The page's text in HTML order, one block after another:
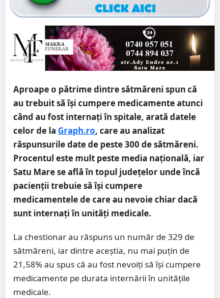
Aproape o pătrime dintre sătmăreni spun că
au trebuit să își cumpere medicamente atunci
când au fost internați în spitale, arată datele
celor de la Graph.ro, care au analizat
răspunsurile date de peste 300 de sătmăreni.
Procentul este mult peste media națională, iar
Satu Mare se află în topul județelor unde încă
pacienții trebuie să își cumpere
medicamentele de care au nevoie chiar dacă
sunt internați în unități medicale.
La chestionar au răspuns un număr de 329 de
sătmăreni, iar dintre aceștia, nu mai puțin de
21,58% au spus că au fost nevoiți să își cumpere
medicamente pe durata internării în unitățile
medicale.